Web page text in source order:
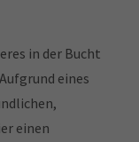
in der Bucht
eines
einen